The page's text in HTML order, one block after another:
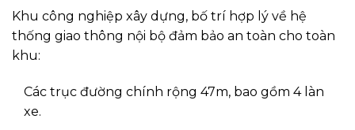
Khu công nghiệp xây dựng, bố trí hợp lý về hệ
thống giao thông nội bộ đảm bảo an toàn cho toàn
khu:
Các trục đường chính rộng 47m, bao gồm 4 làn
xe.